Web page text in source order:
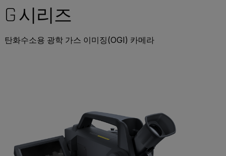
G 시리즈
탄화수소용 광학 가스 이미징(OGI) 카메라